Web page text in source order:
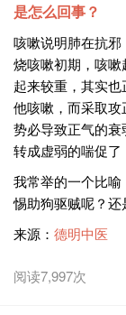
是怎么回事？
咳嗽说明肺在抗
烧咳嗽初期，咳
起来较重，其实
他咳嗽，而采取攻
势必导致正气的
转成虚弱的喘促了
我常举的一个比
惕助狗驱贼呢？还
来源： 德明中医
阅读7,997次